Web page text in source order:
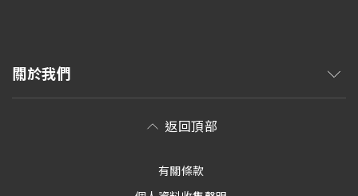
關於我們
返回頂部
有關條款